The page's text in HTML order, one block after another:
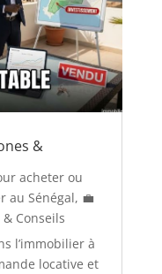
&
acheter ou
au Sénégal, 💼
Conseils
l’immobilier à
locative et